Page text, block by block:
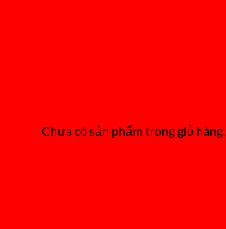
Chưa có sản phẩm trong giỏ hàng.